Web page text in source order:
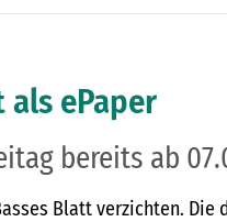
als ePaper
bereits ab
Blatt verzichten. Die